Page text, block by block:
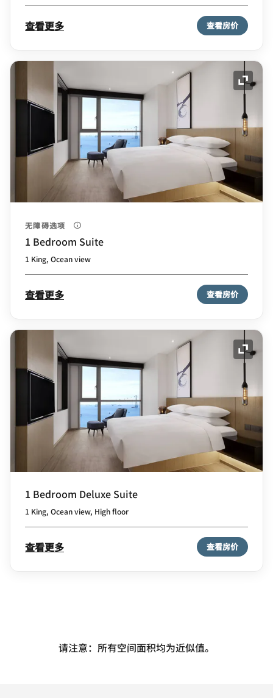
查看更多 查看房价
展开
无障碍选项
1 Bedroom Suite
1 King, Ocean view
查看更多 查看房价
展开
1 Bedroom Deluxe Suite
1 King, Ocean view, High floor
查看更多 查看房价
请注意：所有空间面积均为近似值。